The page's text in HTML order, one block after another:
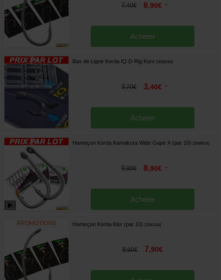
7,40€ 6,90€ *
Acheter
Bas de Ligne Korda IQ D-Rig Kurv 209919A]
3,70€ 3,40€ *
Acheter
Hameçon Korda Kamakura Wide Gape X (par 10) 209897A]
9,90€ 8,90€ *
Acheter
Hameçon Korda Klor (par 10) 209010A]
8,90€ 7,90€